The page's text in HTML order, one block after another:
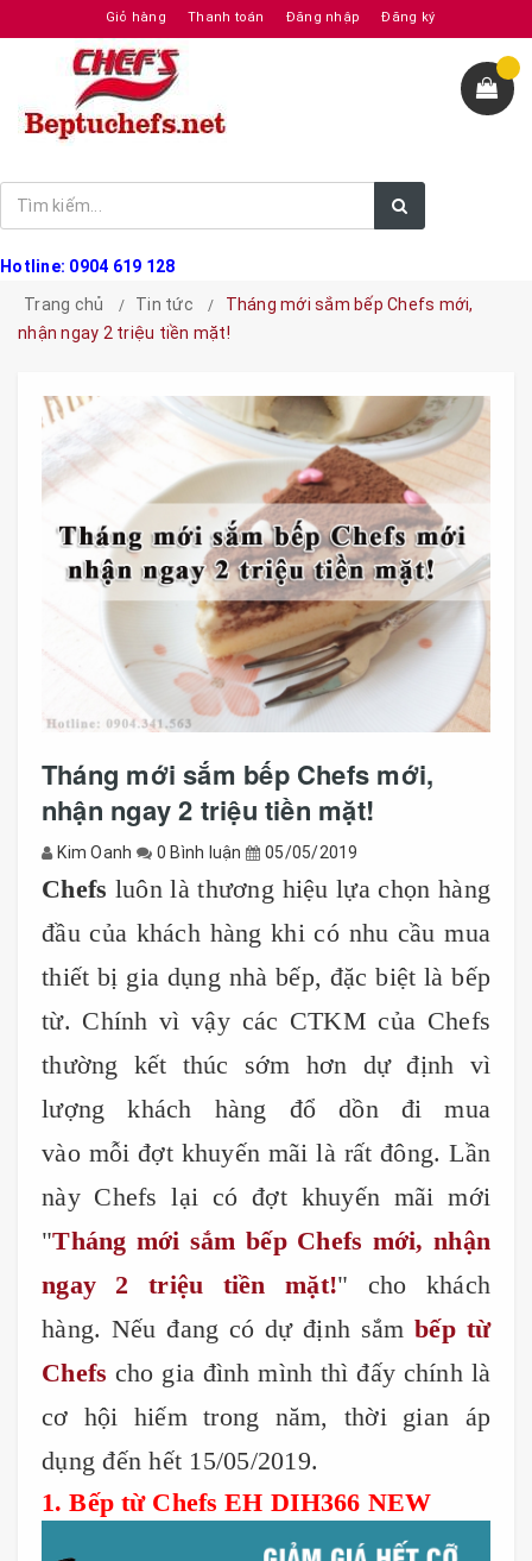
Giỏ hàng Thanh toán Đăng nhập Đăng ký
Hotline: 0904 619 128
Trang chủ
Tin tức
Tháng mới sắm bếp Chefs mới,
nhận ngay 2 triệu tiền mặt!
Tháng mới sắm bếp Chefs mới,
nhận ngay 2 triệu tiền mặt!
Kim Oanh 0 Bình luận 05/05/2019
Chefs luôn là thương hiệu lựa chọn hàng
đầu của khách hàng khi có nhu cầu mua
thiết bị gia dụng nhà bếp, đặc biệt là bếp
từ. Chính vì vậy các CTKM của Chefs
thường kết thúc sớm hơn dự định vì
lượng khách hàng đổ dồn đi mua
vào mỗi đợt khuyến mãi là rất đông. Lần
này Chefs lại có đợt khuyến mãi mới
"Tháng mới sắm bếp Chefs mới, nhận
ngay 2 triệu tiền mặt!" cho khách
hàng. Nếu đang có dự định sắmbếp từ
Chefs cho gia đình mình thì đấy chính là
cơ hội hiếm trong năm, thời gian áp
dụng đến hết 15/05/2019.
1. Bếp từ Chefs EH DIH366 NEW